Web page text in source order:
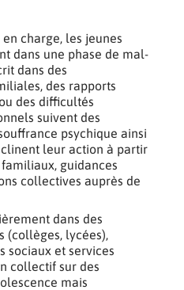
charge, les jeunes
dans une phase de mal-
dans des
des rapports
des difficultés
suivent des
psychique ainsi
leur action à partir
guidances
collectives auprès de
dans des
(collèges, lycées),
sociaux et services
collectif sur des
mais